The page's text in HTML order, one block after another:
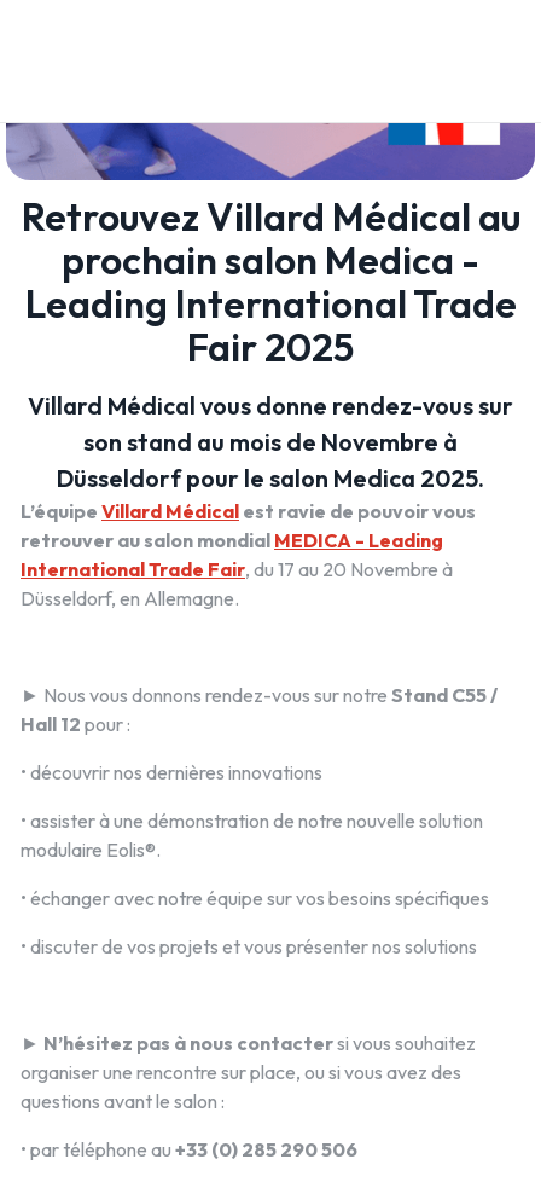
Retrouvez Villard Médical au
prochain salon Medica -
Leading International Trade
Fair 2025
Villard Médical vous donne rendez-vous sur
son stand au mois de Novembre à
Düsseldorf pour le salon Medica 2025.
L’équipe Villard Médical est ravie de pouvoir vous
retrouver au salon mondial MEDICA - Leading
International Trade Fair, du 17 au 20 Novembre à
Düsseldorf, en Allemagne.
► Nous vous donnons rendez-vous sur notre Stand C55 /
Hall 12 pour :
• découvrir nos dernières innovations
• assister à une démonstration de notre nouvelle solution
modulaire Eolis®.
• échanger avec notre équipe sur vos besoins spécifiques
• discuter de vos projets et vous présenter nos solutions
► N’hésitez pas à nous contactersi vous souhaitez
organiser une rencontre sur place, ou si vous avez des
questions avant le salon :
• par téléphone au +33 (0) 285 290 506